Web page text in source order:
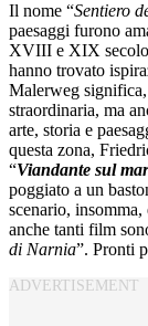
Il nome “Sentiero
paesaggi furono
XVIII e XIX
hanno trovato
Malerweg
straordinaria, ma
arte, storia e
questa zona,
“Viandante sul
poggiato a un
scenario,
anche tanti film
di Narnia”. Pronti